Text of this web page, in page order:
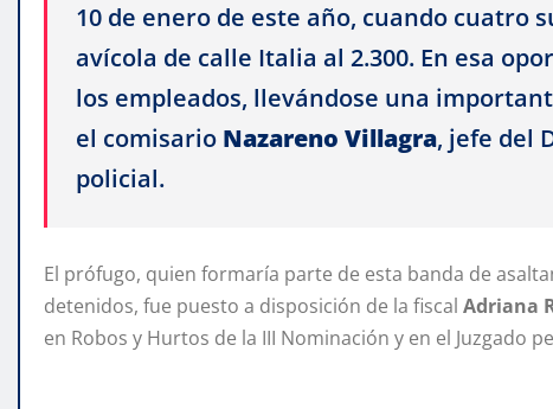
10 de enero de este año, cuando cuatro
avícola de calle Italia al 2.300. En esa
los empleados, llevándose una
el comisario Nazareno Villagra, jefe del
policial.
El prófugo, quien formaría parte de esta banda de
detenidos, fue puesto a disposición de la fiscal Adriana
en Robos y Hurtos de la III Nominación y en el Juzgado